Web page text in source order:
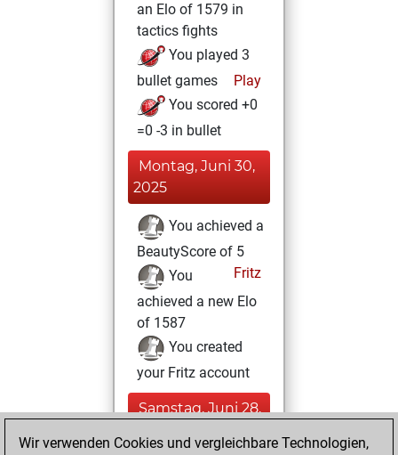
an Elo of 1579 in
tactics fights
You played 3
bullet games
Play
You scored +0
=0 -3 in bullet
Montag, Juni 30,
2025
You achieved a
BeautyScore of 5
Fritz
You
achieved a new Elo
of 1587
You created
your Fritz account
Samstag, Juni 28,
Wir verwenden Cookies und vergleichbare Technologien,